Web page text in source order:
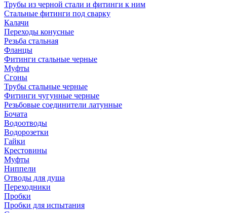
Трубы из черной стали и фитинги к ним
Стальные фитинги под сварку
Калачи
Переходы конусные
Резьба стальная
Фланцы
Фитинги стальные черные
Муфты
Сгоны
Трубы стальные черные
Фитинги чугунные черные
Резьбовые соединители латунные
Бочата
Водоотводы
Водорозетки
Гайки
Крестовины
Муфты
Ниппели
Отводы для душа
Переходники
Пробки
Пробки для испытания